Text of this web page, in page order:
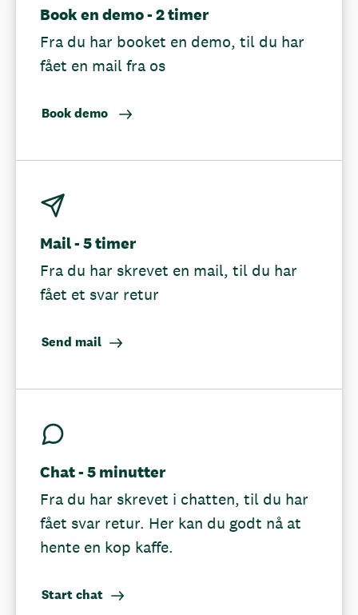
Book en demo - 2 timer
Fra du har booket en demo, til du har
fået en mail fra os
Book demo
Mail - 5 timer
Fra du har skrevet en mail, til du har
fået et svar retur
Send mail
Chat - 5 minutter
Fra du har skrevet i chatten, til du har
fået svar retur. Her kan du godt nå at
hente en kop kaffe.
Start chat